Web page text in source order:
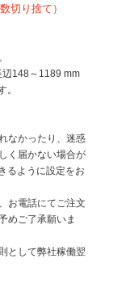
切り捨て）
148～1189 mm
。
なかったり、迷惑
く届かない場合が
るように設定をお
お電話にてご注文
めご了承願いま
として弊社稼働翌